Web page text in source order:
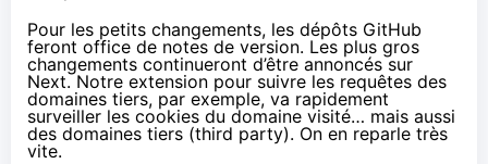
Pour les petits changements, les dépôts GitHub
feront office de notes de version. Les plus gros
changements continueront d’être annoncés sur
Next. Notre extension pour suivre les requêtes des
domaines tiers, par exemple, va rapidement
surveiller les cookies du domaine visité… mais aussi
des domaines tiers (third party). On en reparle très
vite.